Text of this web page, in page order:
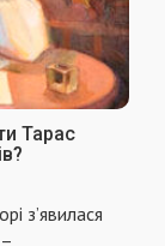
Тарас
з’явилася